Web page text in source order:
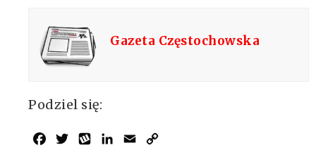
Gazeta Częstochowska
Podziel się:
Facebook
TwitterWykopLinkedIn
Email